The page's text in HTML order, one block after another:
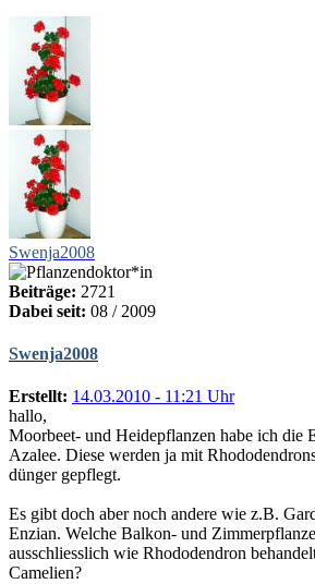
Swenja2008
Beiträge: 2721
Dabei seit: 08 / 2009
Swenja2008
Erstellt: 14.03.2010 - 11:21 Uhr
hallo,
Moorbeet- und Heidepflanzen habe ich die
Azalee. Diese werden ja mit
dünger gepflegt.
Es gibt doch aber noch andere wie z.B.
Enzian. Welche Balkon- und
ausschliesslich wie Rhododendron
Camelien?